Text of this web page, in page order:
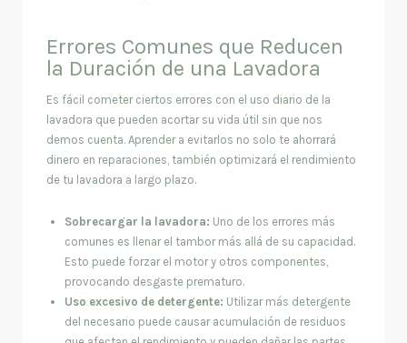
Errores Comunes que Reducen
la Duración de una Lavadora
Es fácil cometer ciertos errores con el uso diario de la
lavadora que pueden acortar su vida útil sin que nos
demos cuenta. Aprender a evitarlos no solo te ahorrará
dinero en reparaciones, también optimizará el rendimiento
de tu lavadora a largo plazo.
Sobrecargar la lavadora: Uno de los errores más
comunes es llenar el tambor más allá de su capacidad.
Esto puede forzar el motor y otros componentes,
provocando desgaste prematuro.
Uso excesivo de detergente: Utilizar más detergente
del necesario puede causar acumulación de residuos